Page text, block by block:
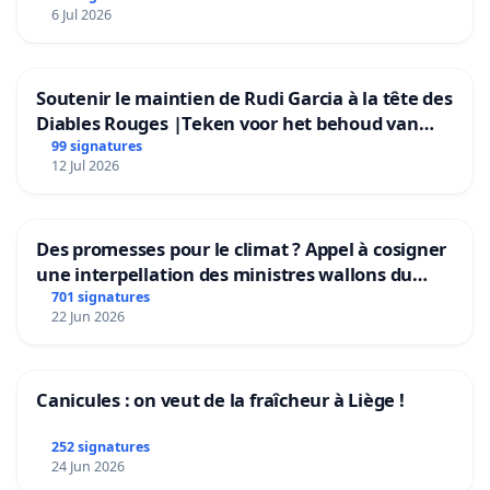
6 Jul 2026
Soutenir le maintien de Rudi Garcia à la tête des
Diables Rouges |Teken voor het behoud van
Rudi Garcia als bondscoach
99 signatures
12 Jul 2026
Des promesses pour le climat ? Appel à cosigner
une interpellation des ministres wallons du
climat et de l’environnement.
701 signatures
22 Jun 2026
Canicules : on veut de la fraîcheur à Liège !
252 signatures
24 Jun 2026